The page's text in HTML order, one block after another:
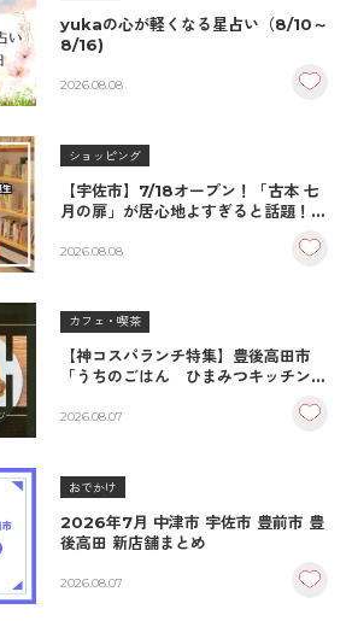
yukaの心が軽くなる星占い（8/10～
8/16)
2026.08.08
ショッピング
【宇佐市】7/18オープン！「古本 七
月の扉」が居心地よすぎると話題！絶
至福の読書空間
2026.08.08
カフェ・喫茶
【神コスパランチ特集】豊後高田市
「うちのごはん ひまみつキッチン」
＆生姜焼き！
2026.08.07
おでかけ
2026年7月 中津市 宇佐市 豊前市 豊
後高田 新店舗まとめ
2026.08.07